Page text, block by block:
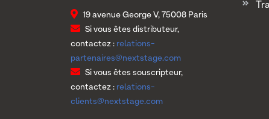
19 avenue George V, 75008 Paris
Si vous êtes distributeur,
contactez : relations-
partenaires@nextstage.com
Si vous êtes souscripteur,
contactez : relations-
clients@nextstage.com